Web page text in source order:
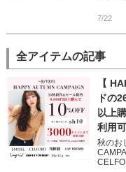
7/22
全アイテムの記事
【
ドの
以上
利用
秋のお